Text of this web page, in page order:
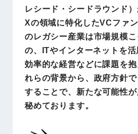
レシード・シードラウンド
Xの領域に特化したVCファ
のレガシー産業は市場規模
の、ITやインターネットを
効率的な経営などに課題を
れらの背景から、政府方針
することで、新たな可能性
秘めております。